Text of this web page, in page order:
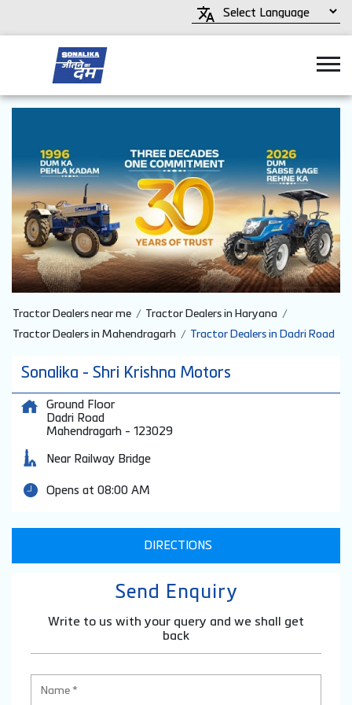
Tractor Dealers near me
Tractor Dealers in Haryana
Tractor Dealers in Mahendragarh
Tractor Dealers in Dadri Road
Sonalika - Shri Krishna Motors
Ground Floor
Dadri Road
Mahendragarh - 123029
Near Railway Bridge
Opens at 08:00 AM
DIRECTIONS
Send Enquiry
Write to us with your query and we shall get
back